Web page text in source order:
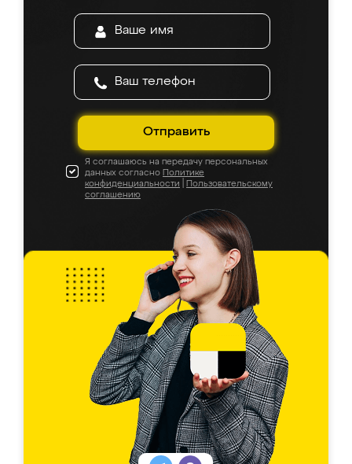
Отправить
Я соглашаюсь на передачу персональных
данных согласно Политике
конфиденциальности
Пользовательскому
соглашению